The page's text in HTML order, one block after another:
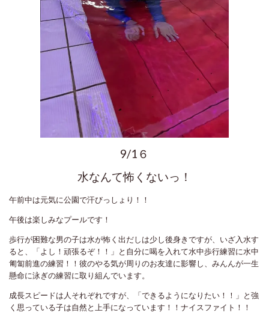
9/1６
水なんて怖くないっ！
午前中は元気に公園で汗びっしょり！！
午後は楽しみなプールです！
歩行が困難な男の子は水が怖く出だしは少し後身きですが、いざ入水す
ると、「よし！頑張るぞ！！」と自分に喝を入れて水中歩行練習に水中
匍匐前進の練習！！彼のやる気が周りのお友達に影響し、みんんが一生
懸命に泳ぎの練習に取り組んでいます。
成長スピードは人それぞれですが、「できるようになりたい！！」と強
く思っている子は自然と上手になっています！！ナイスファイト！！